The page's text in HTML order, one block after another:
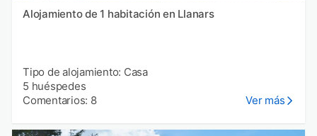
Alojamiento de 1 habitación en Llanars
Tipo de alojamiento: Casa
5 huéspedes
Comentarios: 8
Ver más